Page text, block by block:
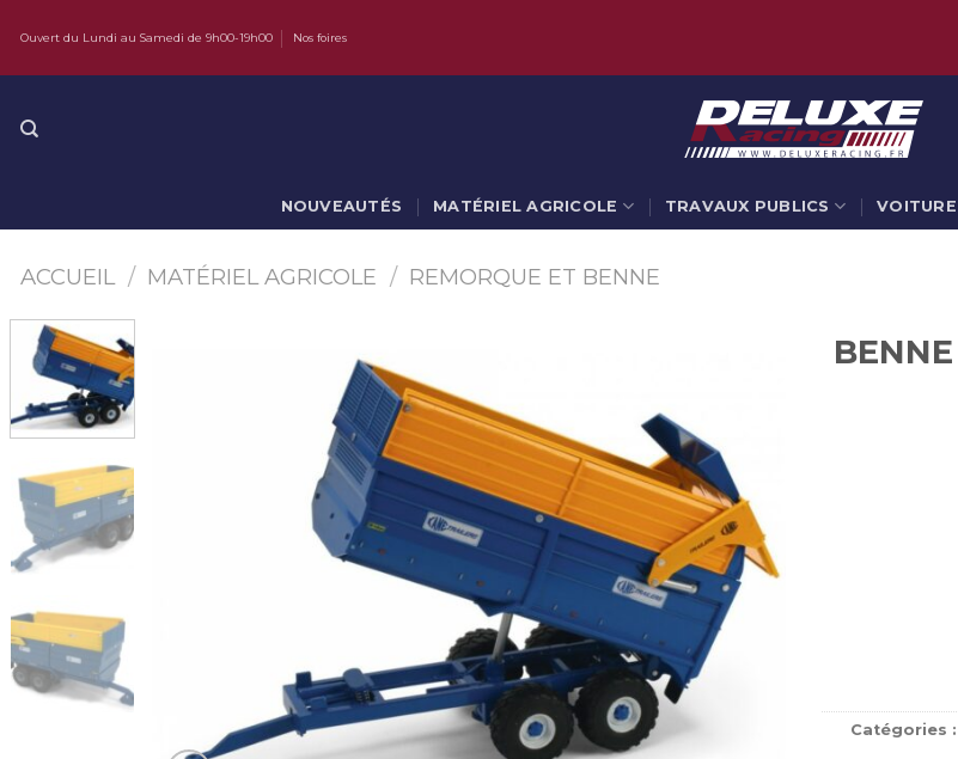
content
Ouvert du Lundi au Samedi de 9h00-19h00 Nos foires
NOUVEAUTÉS MATÉRIEL AGRICOLE TRAVAUX PUBLICS VOITURE
ACCUEIL / MATÉRIEL AGRICOLE / REMORQUE ET BENNE
Catégories :